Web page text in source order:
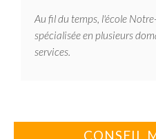
Au fil du temps, l'école
spécialisée en plusieurs
services.
CONSEIL